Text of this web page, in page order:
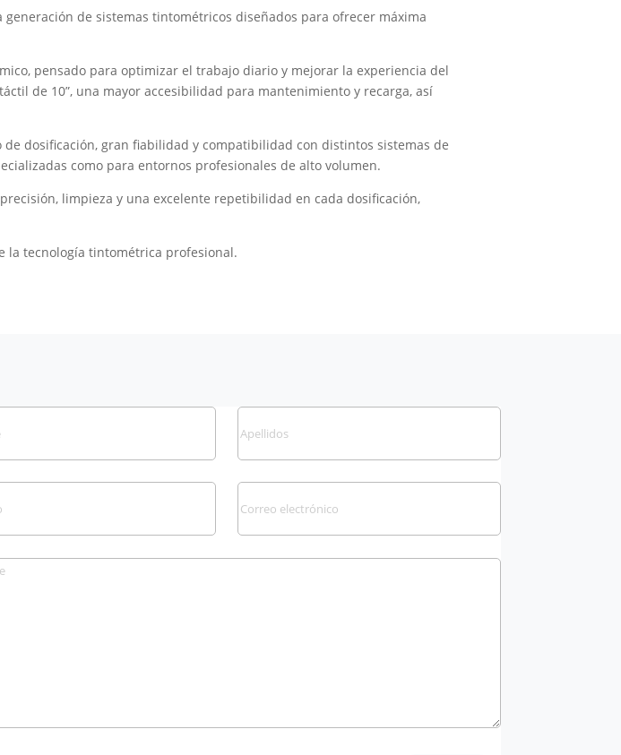
generación de sistemas tintométricos diseñados para ofrecer máxima
pensado para optimizar el trabajo diario y mejorar la experiencia del
de 10”, una mayor accesibilidad para mantenimiento y recarga, así
dosificación, gran fiabilidad y compatibilidad con distintos sistemas de
como para entornos profesionales de alto volumen.
limpieza y una excelente repetibilidad en cada dosificación,
la tecnología tintométrica profesional.